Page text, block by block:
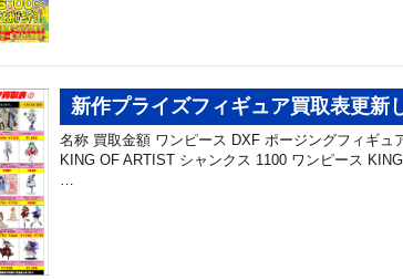
新作プライズフィギュア買取表更新
名称 買取金額 ワンピース DXF ポージングフィギュ
KING OF ARTIST シャンクス 1100 ワンピース